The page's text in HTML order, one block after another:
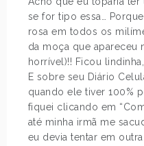
se for tipo essa…
rosa em todos os
da moça que apareceu
horrível)!! Ficou
E sobre seu Diário
quando ele tiver 100%
fiquei clicando em
até minha irmã me
eu devia tentar em